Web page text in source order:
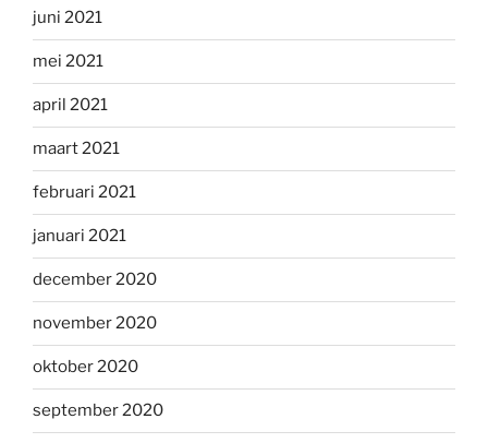
juni 2021
mei 2021
april 2021
maart 2021
februari 2021
januari 2021
december 2020
november 2020
oktober 2020
september 2020